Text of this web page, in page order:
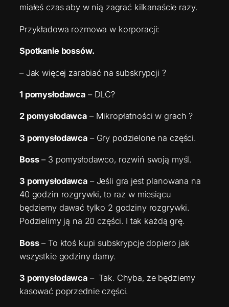
miałeś czas aby w nią zagrać kilkanaście razy.
Przykładowa rozmowa w korporacji:
Spotkanie bossów.
– Jak więcej zarabiać na subskrypcji ?
1 pomysłodawca– DLC?
2 pomysłodawca– Mikropłatności w grach ?
3 pomysłodawca– Gry podzielone na części.
Boss– 3 pomysłodawco, rozwiń swoją myśl.
3 pomysłodawca– Jeśli gra jest planowana na
40 godzin rozgrywki, to raz w miesiącu
będziemy dawać tylko 2 godziny rozgrywki.
Podzielimy ją na 20 części. I tak każdą grę.
Boss– To ktoś kupi subskrypcje dopiero jak
wszystkie godziny damy.
3 pomysłodawca– Tak. Chyba, że będziemy
kasować poprzednie części.